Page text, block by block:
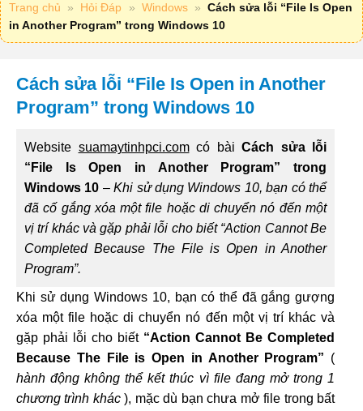
Trang chủ » Hỏi Đáp » Windows » Cách sửa lỗi “File Is Open
in Another Program” trong Windows 10
Cách sửa lỗi “File Is Open in Another
Program” trong Windows 10
Website suamaytinhpci.comcó bài Cách sửa lỗi
“File Is Open in Another Program” trong
Windows 10 –Khi sử dụng Windows 10, bạn có thể
đã cố gắng xóa một file hoặc di chuyển nó đến một
vị trí khác và gặp phải lỗi cho biết “Action Cannot Be
Completed Because The File is Open in Another
Program”.
Khi sử dụng Windows 10, bạn có thể đã gắng gượng
xóa một file hoặc di chuyển nó đến một vị trí khác và
gặp phải lỗi cho biết “Action Cannot Be Completed
Because The File is Open in Another Program” (
hành động không thể kết thúc vì file đang mở trong 1
chương trình khác), mặc dù bạn chưa mở file trong bất